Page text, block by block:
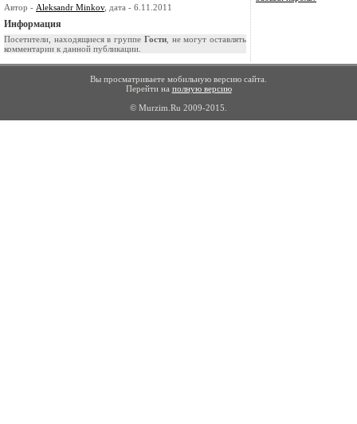
Автор - Aleksandr Minkov, дата - 6.11.2011
Информация
Посетители, находящиеся в группе Гости, не могут оставлять
комментарии к данной публикации.
Вы просматриваете мобильную версию сайта.
Перейти на полную версию
© Murzim.Ru 2009-2015.